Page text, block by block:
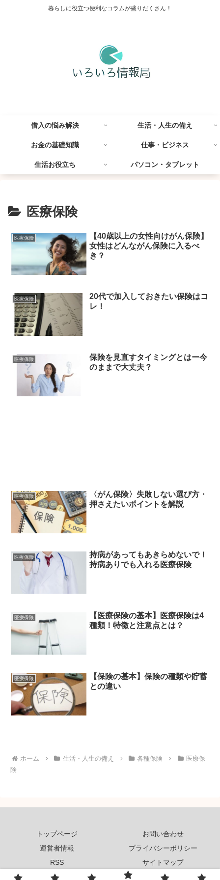
暮らしに役立つ便利なコラムが盛りだくさん！
借入の悩み解決 生活・人生の備え
お金の基礎知識 仕事・ビジネス
生活お役立ち パソコン・タブレット
医療保険
医療保険
【40歳以上の女性向けがん保険】
女性はどんながん保険に入るべ
き？
医療保険
20代で加入しておきたい保険はコ
レ！
医療保険
保険を見直すタイミングとはー今
のままで大丈夫？
医療保険
〈がん保険〉失敗しない選び方・
押さえたいポイントを解説
医療保険
持病があってもあきらめないで！
持病ありでも入れる医療保険
医療保険
【医療保険の基本】医療保険は4
種類！特徴と注意点とは？
医療保険
【保険の基本】保険の種類や貯蓄
との違い
ホーム 生活・人生の備え 各種保険
医療保
険
トップページ
お問い合わせ
運営者情報
プライバシーポリシー
RSS
サイトマップ